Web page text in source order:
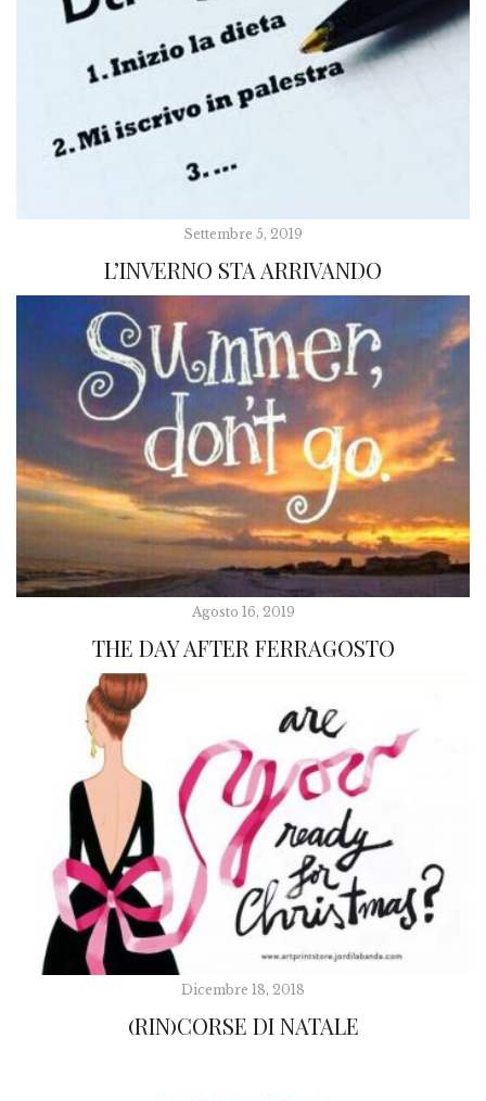
Settembre 5, 2019
L’INVERNO STA ARRIVANDO
Agosto 16, 2019
THE DAY AFTER FERRAGOSTO
Dicembre 18, 2018
(RIN)CORSE DI NATALE